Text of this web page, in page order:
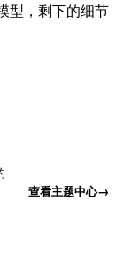
型，剩下的细节
查看主题中心→